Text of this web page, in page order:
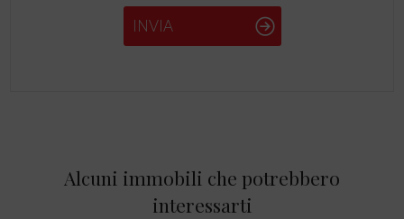
INVIA
Alcuni immobili che potrebbero
interessarti